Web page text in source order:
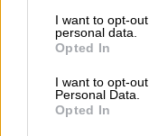
not limited to your
grant or deny
use your data for
consent section.
I want to opt-
personal data.
Opted In
I want to opt-
Personal Data.
Opted In
σε
καλύπτουν
«Επενδύσαμε